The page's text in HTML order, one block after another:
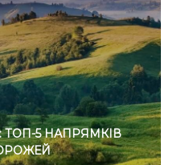
ТОП-5 НАПРЯМКІВ